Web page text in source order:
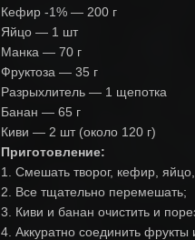
Кефир -1% — 200 г
Яйцо — 1 шт
Манка — 70 г
Фруктоза — 35 г
Разрыхлитель — 1 щепотка
Банан — 65 г
Киви — 2 шт (около 120 г)
Приготовление:
1. Смешать творог, кефир,
2. Все тщательно перемешать;
3. Киви и банан очистить и
4. Аккуратно соединить